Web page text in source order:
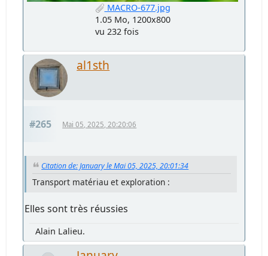
MACRO-677.jpg
1.05 Mo, 1200x800
vu 232 fois
al1sth
#265 Mai 05, 2025, 20:20:06
Citation de: January le Mai 05, 2025, 20:01:34
Transport matériau et exploration :
Elles sont très réussies
Alain Lalieu.